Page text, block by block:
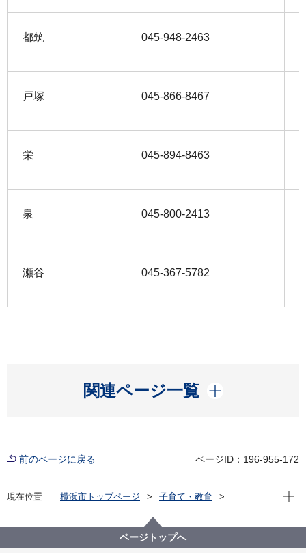
都筑 045‐948‐2463
戸塚 045‐866‐8467
栄 045‐894‐8463
泉 045‐800‐2413
瀬谷 045‐367‐5782
関連ページ一覧
開く
前のページに戻る ページID：196-955-172
現在位置 横浜市トップページ
子育て・教育
【就労証明書の提出を省略できる方向け】令和８年度
の現況確認について
現在
ページトップへ